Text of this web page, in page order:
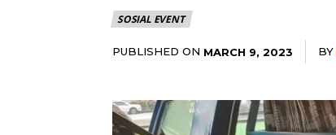
SOSIAL EVENT
PUBLISHED ON MARCH 9, 2023 BY